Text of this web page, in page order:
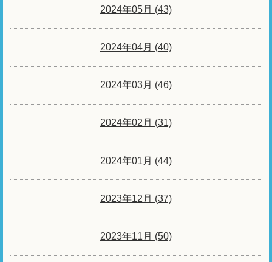
2024年05月 (43)
2024年04月 (40)
2024年03月 (46)
2024年02月 (31)
2024年01月 (44)
2023年12月 (37)
2023年11月 (50)